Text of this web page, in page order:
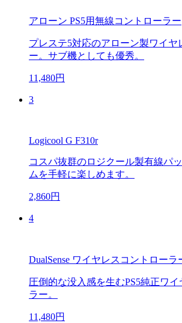
アローン PS5用無線コントローラー
プレステ5対応のアローン製ワイヤ
ー。サブ機としても優秀。
11,480円
3
Logicool G F310r
コスパ抜群のロジクール製有線パ
ムを手軽に楽しめます。
2,860円
4
DualSense ワイヤレスコントローラ
圧倒的な没入感を生むPS5純正ワ
ラー。
11,480円